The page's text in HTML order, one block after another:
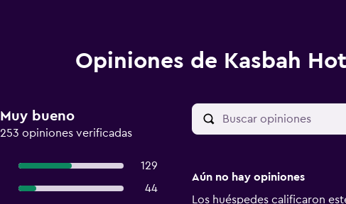
Opiniones de Kasbah
Muy bueno
253 opiniones verificadas
129
44
Aún no hay opiniones
Los huéspedes calificaron